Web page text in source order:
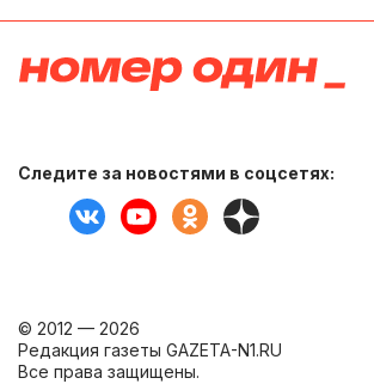
Следите за новостями в соцсетях:
© 2012 — 2026
Редакция газеты GAZETA-N1.RU
Все права защищены.